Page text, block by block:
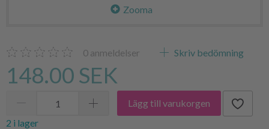
Zooma
0 anmeldelser Skriv bedömning
148.00 SEK
Lägg till varukorgen
2 i lager